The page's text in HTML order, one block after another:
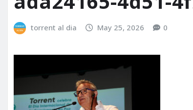
torrent al dia May 25, 2026 0